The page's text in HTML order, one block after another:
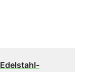
Edelstahl-